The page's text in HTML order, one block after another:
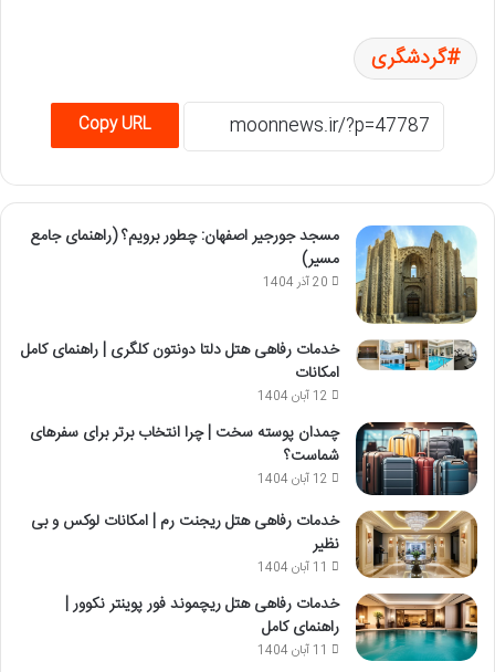
گردشگری
Copy URL
مسجد جورجیر اصفهان: چطور برویم؟ (راهنمای جامع
مسیر)
20 آذر 1404
خدمات رفاهی هتل دلتا دونتون کلگری | راهنمای کامل
امکانات
12 آبان 1404
چمدان پوسته سخت | چرا انتخاب برتر برای سفرهای
شماست؟
12 آبان 1404
خدمات رفاهی هتل ریجنت رم | امکانات لوکس و بی
نظیر
11 آبان 1404
خدمات رفاهی هتل ریچموند فور پوینتر نکوور |
راهنمای کامل
11 آبان 1404